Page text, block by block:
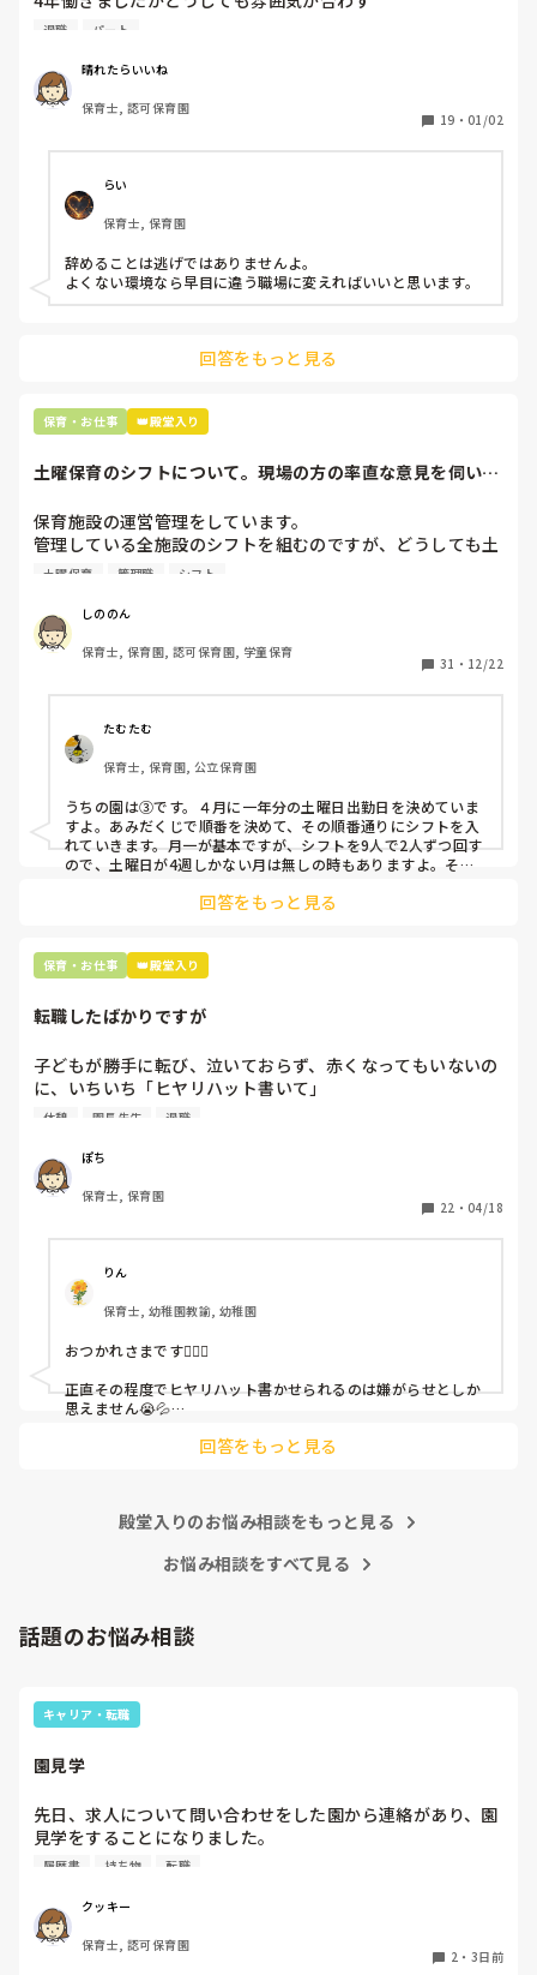
退職しようと思っています。
周りの職員は、勤続10年以上から何十年という先生がほとん
どです。
保護者子どもの愚痴悪口が多く、
今で言う不適切保育も
仕方ないよね
もう何も言わずに
子どもの言いなりになればいいんだね
などいう意見で…
上の先生に相談することは難しそうです。
最後の職場にしようと思っていましたが
辞めることは逃げ、と、過去辞めた人も何年も言われ続けて
います
退職 パート
晴れたらいいね
保育士, 認可保育園
19 ・ 01/02
らい
保育士, 保育園
辞めることは逃げではありませんよ。
よくない環境なら早目に違う職場に変えればいいと思います。
回答をもっと見る
保育・お仕事 👑殿堂入り
土曜保育のシフトについて。現場の方の率直な意見を伺いた
保育施設の運営管理をしています。
管理している全施設のシフトを組むのですが、どうしても土
曜保育だけは入れる方が少なく、いつも苦労しています。
て入職しているはずですが、いざ勤務が始まると一日も土曜
出勤が出来ない方ばかりです。
①土曜日の希望休は2日まで、と制限をかける
②毎月、必ず土曜保育に入ることのできる日を1日だけピッ
クアップしてもらう
③仮シフトが出た時、土曜出勤が難しければ自身で代わりの
人を交渉して見つけてもらう
上記のいずれかの対策を取り入れることを考えています。
土曜保育 管理職 シフト
しののん
保育士, 保育園, 認可保育園, 学童保育
31 ・ 12/22
たむたむ
保育士, 保育園, 公立保育園
うちの園は③です。４月に一年分の土曜日出勤日を決めていま
すよ。あみだくじで順番を決めて、その順番通りにシフトを入
れていきます。月一が基本ですが、シフトを9人で2人ずつ回す
ので、土曜日が4週しかない月は無しの時もありますよ。その
て貰い、主任に報告してます。
回答をもっと見る
保育・お仕事 👑殿堂入り
転職したばかりですが
子どもが勝手に転び、泣いておらず、赤くなってもいないの
に、いちいち「ヒヤリハット書いて」
と書かされ
（そう言う本人は書かない）
しかも、上司に↑この内容でも
ちゃんと考えて対策を練って書き込むようにと。
呼ばれて一緒に対策を考えさせられること多数
これだけで30〜40分拘束されて辛いです
皆さんの園はどうですか?
休憩 園長先生 退職
ぽち
保育士, 保育園
22 ・ 04/18
りん
保育士, 幼稚園教諭, 幼稚園
おつかれさまです🙇🏻‍♀️
正直その程度でヒヤリハット書かせられるのは嫌がらせとしか
思えません😭💦
回答をもっと見る
殿堂入りのお悩み相談をもっと見る
お悩み相談をすべて見る
話題のお悩み相談
キャリア・転職
園見学
先日、求人について問い合わせをした園から連絡があり、園
見学をすることになりました。
私としては求人に応募したという認識ですが、『園見学をご
問しましたが、見学なので特にありませんとのこと
このような場合は本当に見学だけで終了なのでしょうか？
履歴書 持ち物 転職
クッキー
保育士, 認可保育園
2 ・ 3日前